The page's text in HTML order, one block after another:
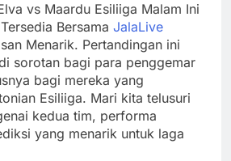
vs Maardu Esiliiga Malam Ini
Bersama JalaLive
Menarik. Pertandingan ini
sorotan bagi para penggemar
bagi mereka yang
Esiliiga. Mari kita telusuri
kedua tim, performa
yang menarik untuk laga